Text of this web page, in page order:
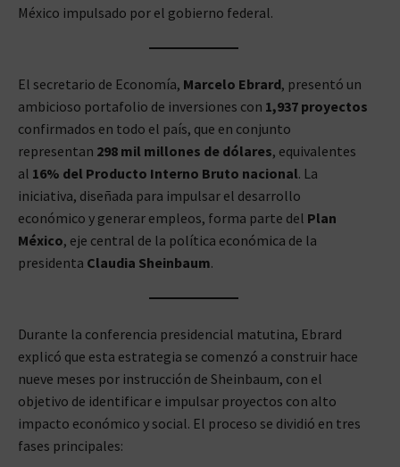
México impulsado por el gobierno federal.
El secretario de Economía, Marcelo Ebrard, presentó un
ambicioso portafolio de inversiones con 1,937 proyectos
confirmados en todo el país, que en conjunto
representan 298 mil millones de dólares, equivalentes
al 16% del Producto Interno Bruto nacional. La
iniciativa, diseñada para impulsar el desarrollo
económico y generar empleos, forma parte del Plan
México, eje central de la política económica de la
presidenta Claudia Sheinbaum.
Durante la conferencia presidencial matutina, Ebrard
explicó que esta estrategia se comenzó a construir hace
nueve meses por instrucción de Sheinbaum, con el
objetivo de identificar e impulsar proyectos con alto
impacto económico y social. El proceso se dividió en tres
fases principales: